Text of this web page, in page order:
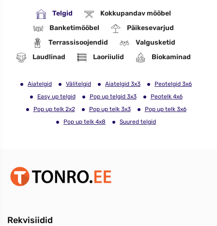
Telgid
Kokkupandav mööbel
Banketimööbel
Päikesevarjud
Terrassisoojendid
Valgusketid
Laudlinad
Laoriiulid Biokaminad
Aiatelgid Välitelgid Aiatelgid 3x3
Peotelgid 3x6
Easy up telgid
Pop up telgid 3x3
Peotelk 4x6
Pop up telk 2x2
Pop up telk 3x3
Pop up telk 3x6
Pop up telk 4x8
Suured telgid
Rekvisiidid